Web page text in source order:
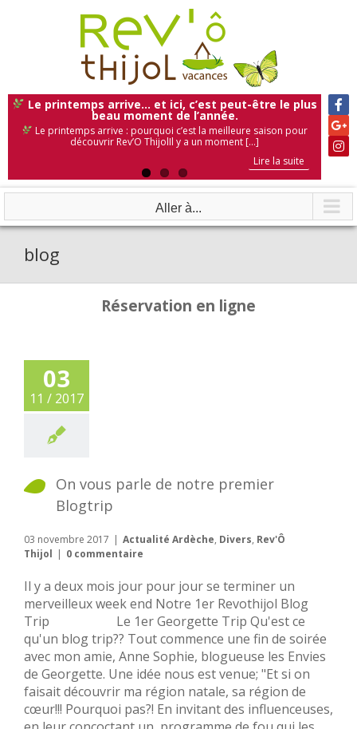
Le printemps arrive… et ici, c’est peut-être le plus
beau moment de l’année.
Le printemps arrive : pourquoi c’est la meilleure saison pour
découvrir Rev’O ThijolIl y a un moment [...]
Lire la suite
Lire la suite
Lire la suite
Aller à...
blog
Réservation en ligne
03
11 / 2017
On vous parle de notre premier
Blogtrip
03 novembre 2017 | Actualité Ardèche, Divers, Rev'Ô
Thijol | 0 commentaire
Il y a deux mois jour pour jour se terminer un
merveilleux week end Notre 1er Revothijol Blog
Trip Le 1er Georgette Trip Qu'est ce
qu'un blog trip?? Tout commence une fin de soirée
avec mon amie, Anne Sophie, blogueuse les Envies
de Georgette. Une idée nous est venue; "Et si on
faisait découvrir ma région natale, sa région de
cœur!!! Pourquoi pas?! En invitant des influenceuses,